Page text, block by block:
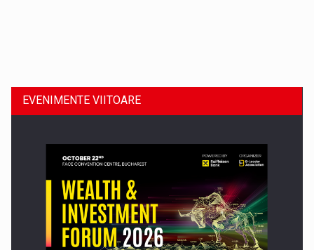
Comunicat de presa: Joburile part-time reincep sa intre pe…
EVENIMENTE VIITOARE